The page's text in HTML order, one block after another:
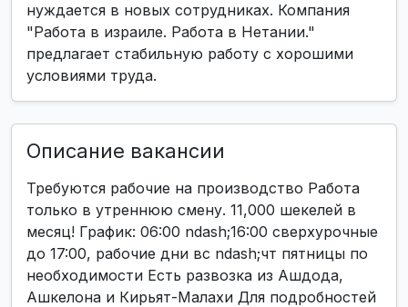
нуждается в новых сотрудниках. Компания
"Работа в израиле. Работа в Нетании."
предлагает стабильную работу с хорошими
условиями труда.
Описание вакансии
Требуются рабочие на производство Работа
только в утреннюю смену. 11,000 шекелей в
месяц! График: 06:00 ndash;16:00 сверхурочные
до 17:00, рабочие дни вс ndash;чт пятницы по
необходимости Есть развозка из Ашдода,
Ашкелона и Кирьят-Малахи Для подробностей